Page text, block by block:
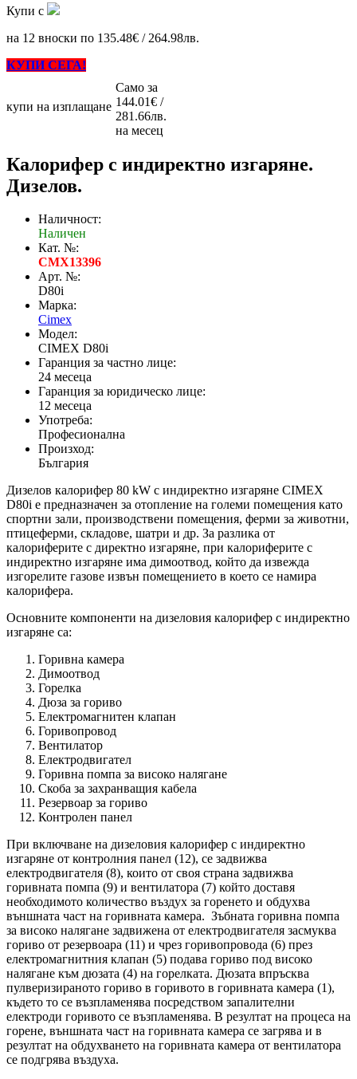
Купи с
на 12 вноски по 135.48€ / 264.98лв.
КУПИ СЕГА!
купи на изплащане
Само за
144.01€ /
281.66лв.
на месец
Калорифер с индиректно изгаряне.
Дизелов.
Наличност:
Наличен
Кат. №:
CMX13396
Арт. №:
D80i
Марка:
Cimex
Модел:
CIMEX D80i
Гаранция за частно лице:
24 месеца
Гаранция за юридическо лице:
12 месеца
Употреба:
Професионална
Произход:
България
Дизелов калорифер 80 kW с индиректно изгаряне CIMEX
D80i е предназначен за отопление на големи помещения като
спортни зали, производствени помещения, ферми за животни,
птицеферми, складове, шатри и др. За разлика от
калориферите с директно изгаряне, при калориферите с
индиректно изгаряне има димоотвод, който да извежда
изгорелите газове извън помещението в което се намира
калорифера.
Основните компоненти на дизеловия калорифер с индиректно
изгаряне са:
Горивна камера
Димоотвод
Горелка
Дюза за гориво
Електромагнитен клапан
Горивопровод
Вентилатор
Електродвигател
Горивна помпа за високо налягане
Скоба за захранващия кабела
Резервоар за гориво
Контролен панел
При включване на дизеловия калорифер с индиректно
изгаряне от контролния панел (12), се задвижва
електродвигателя (8), които от своя страна задвижва
горивната помпа (9) и вентилатора (7) който доставя
необходимото количество въздух за горенето и обдухва
външната част на горивната камера. Зъбната горивна помпа
за високо налягане задвижена от електродвигателя засмуква
гориво от резервоара (11) и чрез горивопровода (6) през
електромагнитния клапан (5) подава гориво под високо
налягане към дюзата (4) на горелката. Дюзата впръсква
пулверизираното гориво в горивото в горивната камера (1),
където то се възпламенява посредством запалителни
електроди горивото се възпламенява. В резултат на процеса на
горене, външната част на горивната камера се загрява и в
резултат на обдухването на горивната камера от вентилатора
се подгрява въздуха.